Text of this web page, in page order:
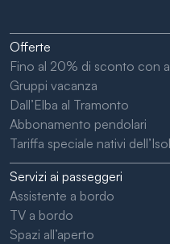
Offerte
Fino al 20% di sconto con
Gruppi vacanza
Dall’Elba al Tramonto
Abbonamento pendolari
Tariffa speciale nativi
Servizi ai passeggeri
Assistente a bordo
TV a bordo
Spazi all’aperto